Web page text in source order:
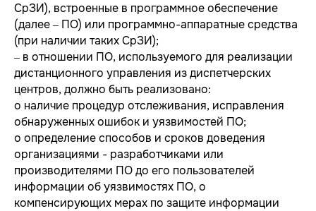
СрЗИ), встроенные в программное обеспечение
(далее – ПО) или программно-аппаратные средства
(при наличии таких СрЗИ);
‒ в отношении ПО, используемого для реализации
дистанционного управления из диспетчерских
центров, должно быть реализовано:
o наличие процедур отслеживания, исправления
обнаруженных ошибок и уязвимостей ПО;
o определение способов и сроков доведения
организациями - разработчиками или
производителями ПО до его пользователей
информации об уязвимостях ПО, о
компенсирующих мерах по защите информации